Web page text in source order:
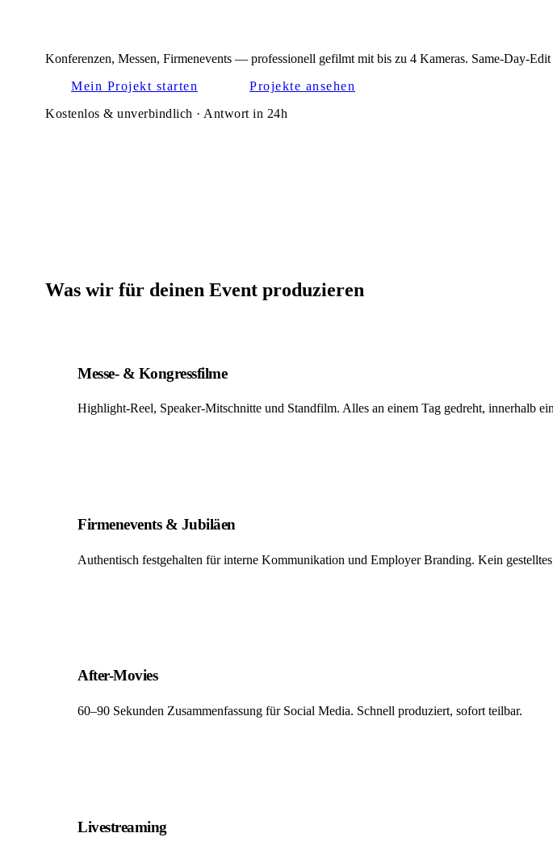
Konferenzen, Messen, Firmenevents — professionell gefilmt mit bis zu 4 Kameras. Same-Day-
Mein Projekt starten
Projekte ansehen
Kostenlos & unverbindlich · Antwort in 24h
Was wir für deinen Event produzieren
Messe- & Kongressfilme
Highlight-Reel, Speaker-Mitschnitte und Standfilm. Alles an einem Tag gedreht, innerhalb
Firmenevents & Jubiläen
Authentisch festgehalten für interne Kommunikation und Employer Branding. Kein
After-Movies
60–90 Sekunden Zusammenfassung für Social Media. Schnell produziert, sofort teilbar.
Livestreaming